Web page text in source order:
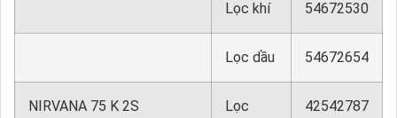
Lọc khí 54672530
Lọc dầu 54672654
NIRVANA 75 K 2S
Lọc
42542787